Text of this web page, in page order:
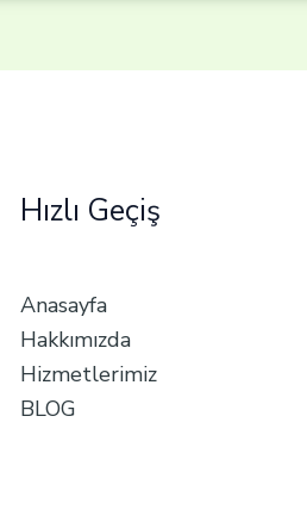
Hızlı Geçiş
Anasayfa
Hakkımızda
Hizmetlerimiz
BLOG